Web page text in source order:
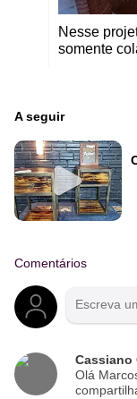
Nesse
somente
A seguir
Comentários
Cassiano
Olá